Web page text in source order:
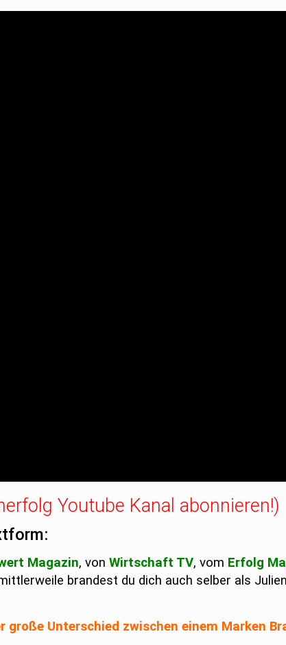
Youtube Kanal abonnieren!)
Magazin, von Wirtschaft TV, vom Erfolg
brandest du dich auch selber als
Unterschied zwischen einem Marken